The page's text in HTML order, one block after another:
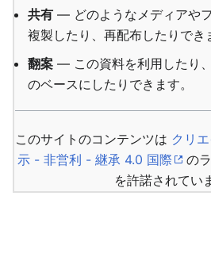
共有 — どのようなメディアや
複製したり、再配布したりでき
翻案 — この資料を利用したり
のベースにしたりできます。
このサイトのコンテンツは クリ
示 - 非営利 - 継承 4.0 国際
の
を許諾されてい